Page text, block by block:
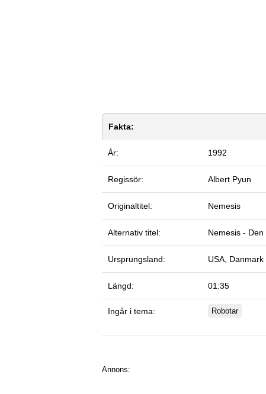
Fakta:
År: 1992
Regissör: Albert Pyun
Originaltitel: Nemesis
Alternativ titel: Nemesis -
Ursprungsland: USA, Danmark
Längd: 01:35
Ingår i tema: Robotar
Annons: